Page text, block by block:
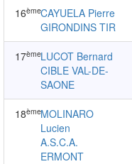
16èmeCAYUELA Pierre
GIRONDINS TIR
17èmeLUCOT Bernard
CIBLE VAL-DE-
SAONE
18èmeMOLINARO
Lucien
A.S.C.A.
ERMONT